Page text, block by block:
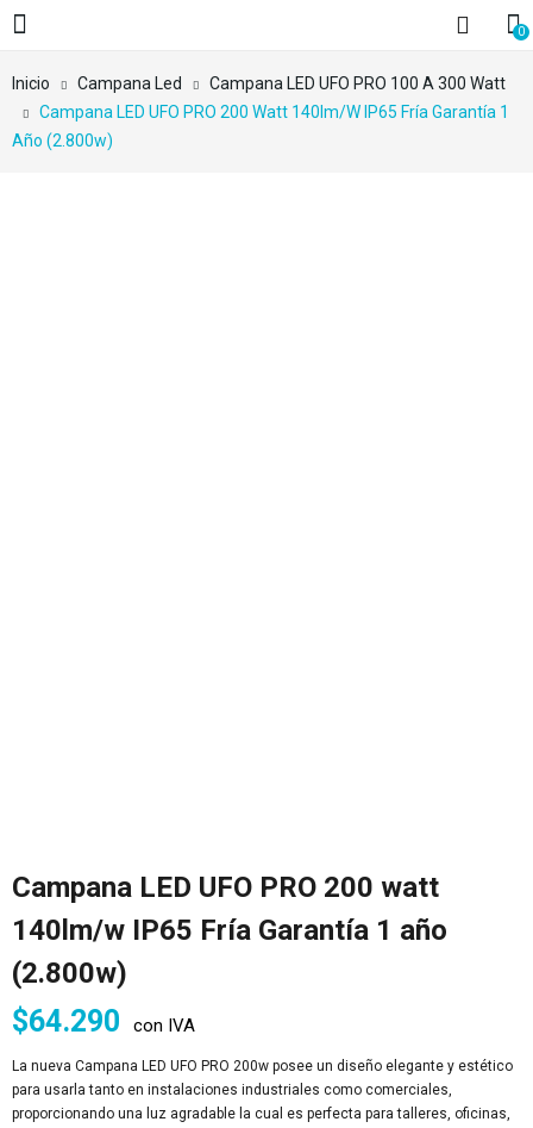
0
Inicio Campana Led
Campana LED UFO PRO 100 A 300 Watt
Campana LED UFO PRO 200 Watt 140lm/w IP65 Fría Garantía 1
Año (2.800w)
Campana LED UFO PRO 200 watt
140lm/w IP65 Fría Garantía 1 año
(2.800w)
$64.290 con IVA
La nueva Campana LED UFO PRO 200w posee un diseño elegante y estético
para usarla tanto en instalaciones industriales como comerciales,
proporcionando una luz agradable la cual es perfecta para talleres, oficinas,